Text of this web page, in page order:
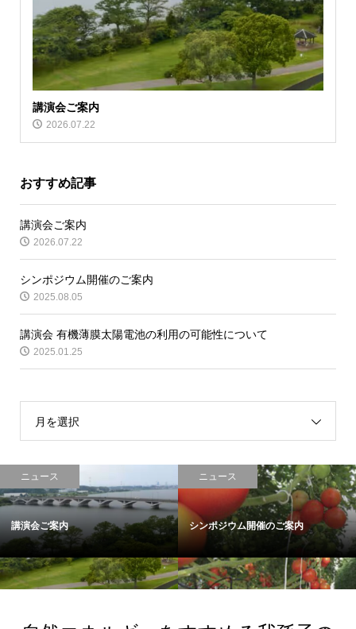
講演会ご案内
2026.07.22
おすすめ記事
講演会ご案内
2026.07.22
シンポジウム開催のご案内
2025.08.05
講演会 有機薄膜太陽電池の利用の可能性について
2025.01.25
月を選択
ニュース
講演会ご案内
ニュース
シンポジウム開催のご案内